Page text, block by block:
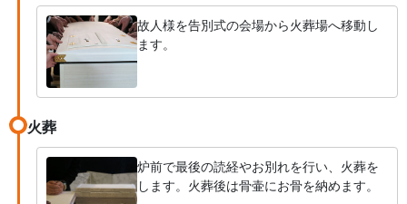
故人様を告別式の会場から火葬場へ移動し
ます。
火葬
炉前で最後の読経やお別れを行い、火葬を
します。火葬後は骨壷にお骨を納めます。